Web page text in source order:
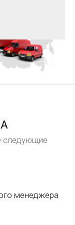
следующие
менеджера